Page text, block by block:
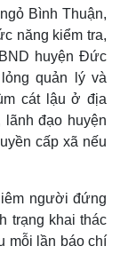
Bình Thuận,
năng kiểm tra,
huyện Đức
quản lý và
cát lậu ở địa
đạo huyện
cấp xã nếu
người đứng
trạng khai thác
mỗi lần báo chí